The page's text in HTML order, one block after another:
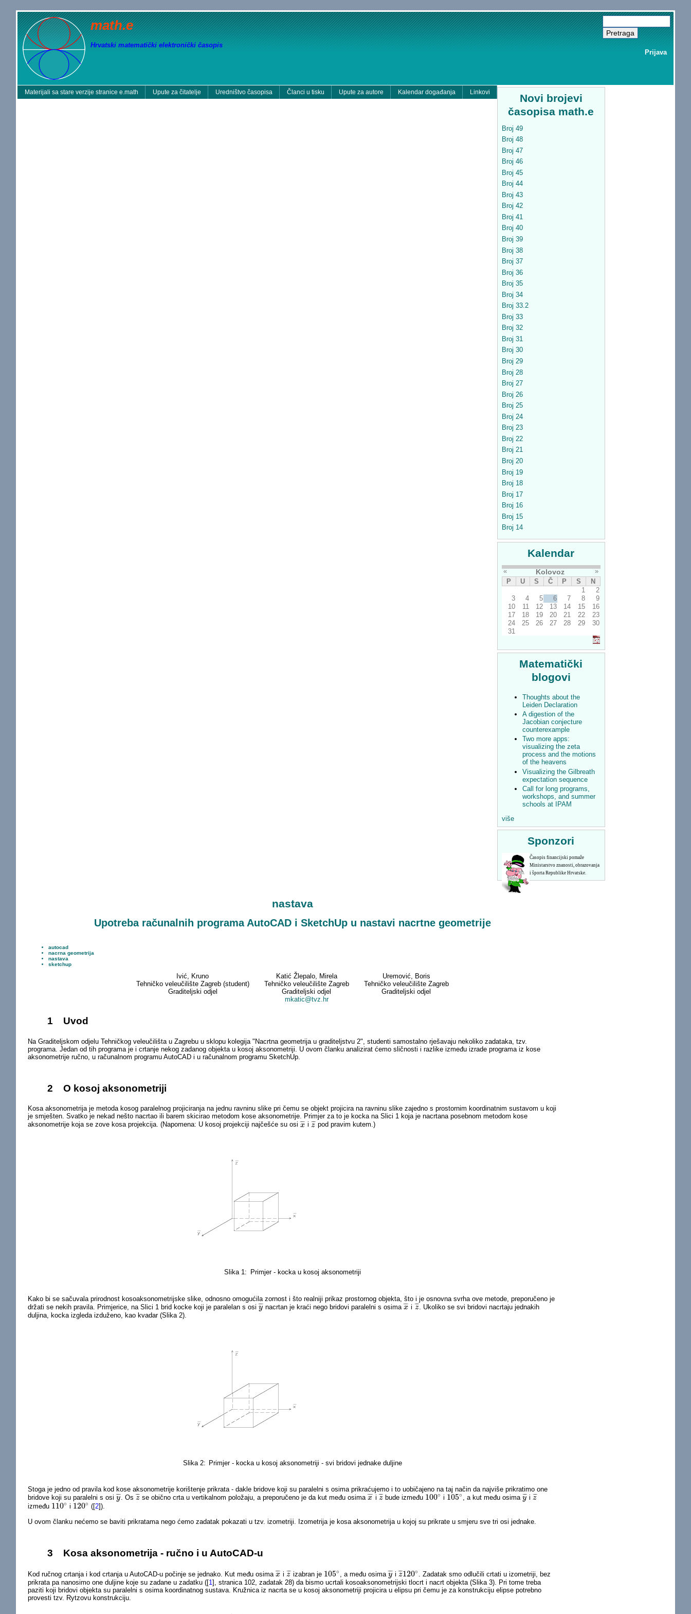
math.e
Hrvatski matematički elektronički časopis
Prijava
Materijali sa stare verzije stranice e.math Upute za čitatelje Uredništvo časopisa Članci u tisku Upute za autore Kalendar događanja Linkovi
Novi brojevi
časopisa math.e
Broj 49
Broj 48
Broj 47
Broj 46
Broj 45
Broj 44
Broj 43
Broj 42
Broj 41
Broj 40
Broj 39
Broj 38
Broj 37
Broj 36
Broj 35
Broj 34
Broj 33.2
Broj 33
Broj 32
Broj 31
Broj 30
Broj 29
Broj 28
Broj 27
Broj 26
Broj 25
Broj 24
Broj 23
Broj 22
Broj 21
Broj 20
Broj 19
Broj 18
Broj 17
Broj 16
Broj 15
Broj 14
Kalendar
« Kolovoz
»
P
U S Č P S
N
1
2
3
4 5 6 7 8
9
10
11 12 13 14 15
16
17
18 19 20 21 22
23
24
25 26 27 28 29
30
31
Matematički
blogovi
Thoughts about the
Leiden Declaration
A digestion of the
Jacobian conjecture
counterexample
Two more apps:
visualizing the zeta
process and the motions
of the heavens
Visualizing the Gilbreath
expectation sequence
Call for long programs,
workshops, and summer
schools at IPAM
više
Sponzori
Časopis financijski pomaže
Ministarstvo znanosti, obrazovanja
i športa Republike Hrvatske.
nastava
Upotreba računalnih programa AutoCAD i SketchUp u nastavi nacrtne geometrije
autocad
nacrna geometrija
nastava
sketchup
Ivić, Kruno
Tehničko veleučilište Zagreb (student)
Graditeljski odjel
Katić Žlepalo, Mirela
Tehničko veleučilište Zagreb
Graditeljski odjel
mkatic@tvz.hr
Uremović, Boris
Tehničko veleučilište Zagreb
Graditeljski odjel
1 Uvod
Na Graditeljskom odjelu Tehničkog veleučilišta u Zagrebu u sklopu kolegija "Nacrtna geometrija u graditeljstvu 2", studenti samostalno rješavaju nekoliko zadataka, tzv.
programa. Jedan od tih programa je i crtanje nekog zadanog objekta u kosoj aksonometriji. U ovom članku analizirat ćemo sličnosti i razlike između izrade programa iz kose
aksonometrije ručno, u računalnom programu AutoCAD i u računalnom programu SketchUp.
2 O kosoj aksonometriji
Kosa aksonometrija je metoda kosog paralelnog projiciranja na jednu ravninu slike pri čemu se objekt projicira na ravninu slike zajedno s prostornim koordinatnim sustavom u koji
je smješten. Svatko je nekad nešto nacrtao ili barem skicirao metodom kose aksonometrije. Primjer za to je kocka na Slici 1 koja je nacrtana posebnom metodom kose
aksonometrije koja se zove kosa projekcija. (Napomena: U kosoj projekciji najčešće su osix
¯¯
¯
x¯ iz
¯¯
¯
z¯
pod pravim kutem.)
Slika 1: Primjer - kocka u kosoj aksonometriji
Kako bi se sačuvala prirodnost kosoaksonometrijske slike, odnosno omogućila zornost i što realniji prikaz prostornog objekta, što i je osnovna svrha ove metode, preporučeno je
držati se nekih pravila. Primjerice, na Slici 1 brid kocke koji je paralelan s osi y
¯¯
¯
y¯nacrtan je kraći nego bridovi paralelni s osima x
¯¯
¯
x¯ i z
¯¯
¯
z¯. Ukoliko se svi bridovi nacrtaju jednakih
duljina, kocka izgleda izduženo, kao kvadar (Slika 2).
Slika 2: Primjer - kocka u kosoj aksonometriji - svi bridovi jednake duljine
Stoga je jedno od pravila kod kose aksonometrije korištenje prikrata - dakle bridove koji su paralelni s osima prikraćujemo i to uobičajeno na taj način da najviše prikratimo one
bridove koji su paralelni s osi y
¯¯
¯
y¯. Os z
¯¯
¯
z¯
se obično crta u vertikalnom položaju, a preporučeno je da kut među osima x
¯¯
¯
x¯ i z
¯¯
¯
z¯
bude između 100∘
100∘ i 105∘
105∘ , a kut među osimay
¯¯
¯
y¯iz
¯¯
¯
z¯
između 110∘
110∘ i 120∘
120∘ ([2]).
U ovom članku nećemo se baviti prikratama nego ćemo zadatak pokazati u tzv. izometriji. Izometrija je kosa aksonometrija u kojoj su prikrate u smjeru sve tri osi jednake.
3 Kosa aksonometrija - ručno i u AutoCAD-u
Kod ručnog crtanja i kod crtanja u AutoCAD-u počinje se jednako. Kut među osima x
¯¯
¯
x¯ iz
¯¯
¯
z¯izabran je 105∘
105∘ , a među osima y
¯¯
¯
y¯i z
¯¯
¯
z¯120∘
120∘ . Zadatak smo odlučili crtati u izometriji, bez
prikrata pa nanosimo one duljine koje su zadane u zadatku ([1] , stranica 102, zadatak 28) da bismo ucrtali kosoaksonometrijski tlocrt i nacrt objekta (Slika 3). Pri tome treba
paziti koji bridovi objekta su paralelni s osima koordinatnog sustava. Kružnica iz nacrta se u kosoj aksonometriji projicira u elipsu pri čemu je za konstrukciju elipse potrebno
provesti tzv. Rytzovu konstrukciju.